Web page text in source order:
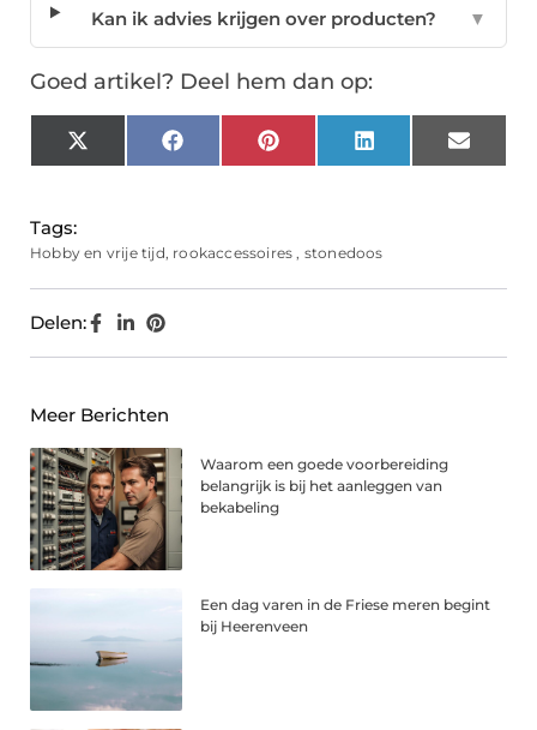
Kan ik advies krijgen over producten? ▼
Goed artikel? Deel hem dan op:
X
(Twitter)
FacebookPinterest LinkedIn Email
Tags:
Hobby en vrije tijd, rookaccessoires , stonedoos
Delen:
Meer Berichten
Waarom een goede voorbereiding
belangrijk is bij het aanleggen van
bekabeling
Een dag varen in de Friese meren begint
bij Heerenveen